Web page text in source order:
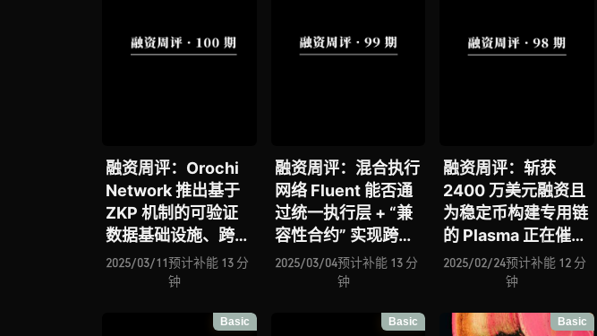
融资周评：Orochi
Network 推出基于
ZKP 机制的可验证
数据基础设施、跨链
意图协议 Across 能
否借助 ERC-7683
交互标准的宏大愿
2025/03/11预计补能 13 分
钟
融资周评：混合执行
网络 Fluent 能否通
过统一执行层 + “兼
容性合约” 实现跨
VM 技术新突破？数
据加密层的 Primus
Web3 间数据割裂挑
2025/03/04预计补能 13 分
钟
融资周评：斩获
2400 万美元融资且
为稳定币构建专用链
的 Plasma 正在催发
新的链上生态经济潜
力？Mango
链基础设施会是
2025/02/24预计补能 12 分
钟
Basic Basic Basic